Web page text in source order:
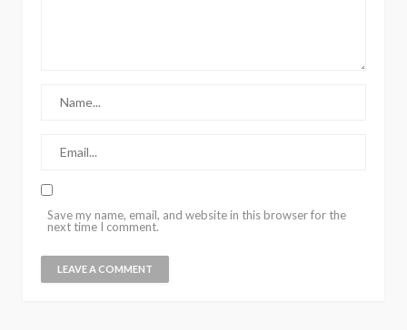
Save my name, email, and website in this browser for the
next time I comment.